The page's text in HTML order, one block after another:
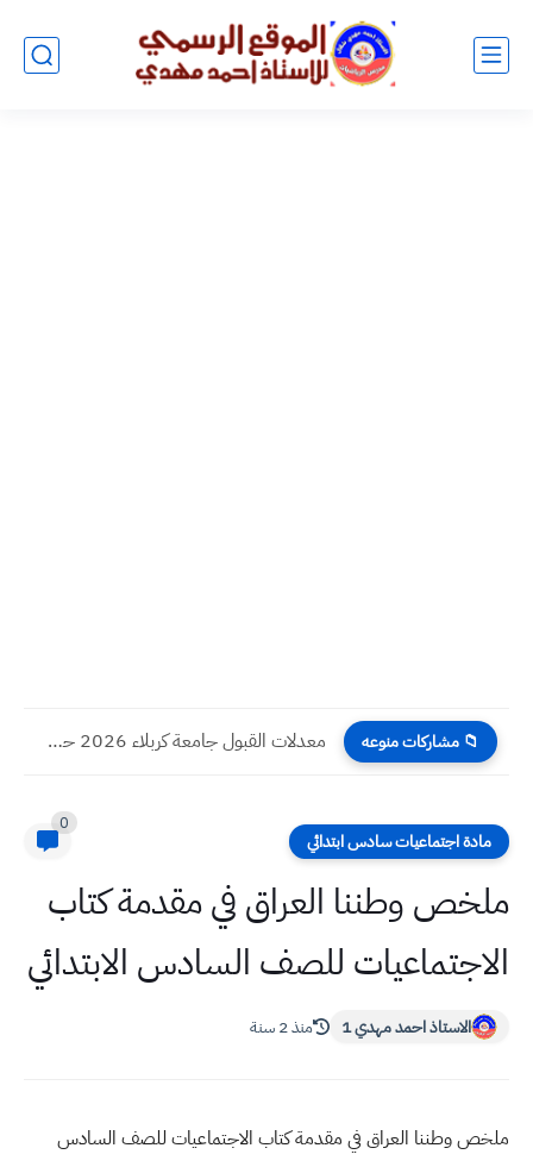
📁 مشاركات منوعه معدلات القبول جامعة كربلاء 2026 حسب الكليات والاقسام
مادة اجتماعيات سادس ابتدائي
0
ملخص وطننا العراق في مقدمة كتاب
الاجتماعيات للصف السادس الابتدائي
الاستاذ احمد مهدي 1 منذ 2 سنة
ملخص وطننا العراق في مقدمة كتاب الاجتماعيات للصف السادس